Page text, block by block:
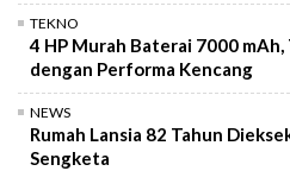
TEKNO
4 HP Murah Baterai 7000 mAh,
dengan Performa Kencang
NEWS
Rumah Lansia 82 Tahun
Sengketa